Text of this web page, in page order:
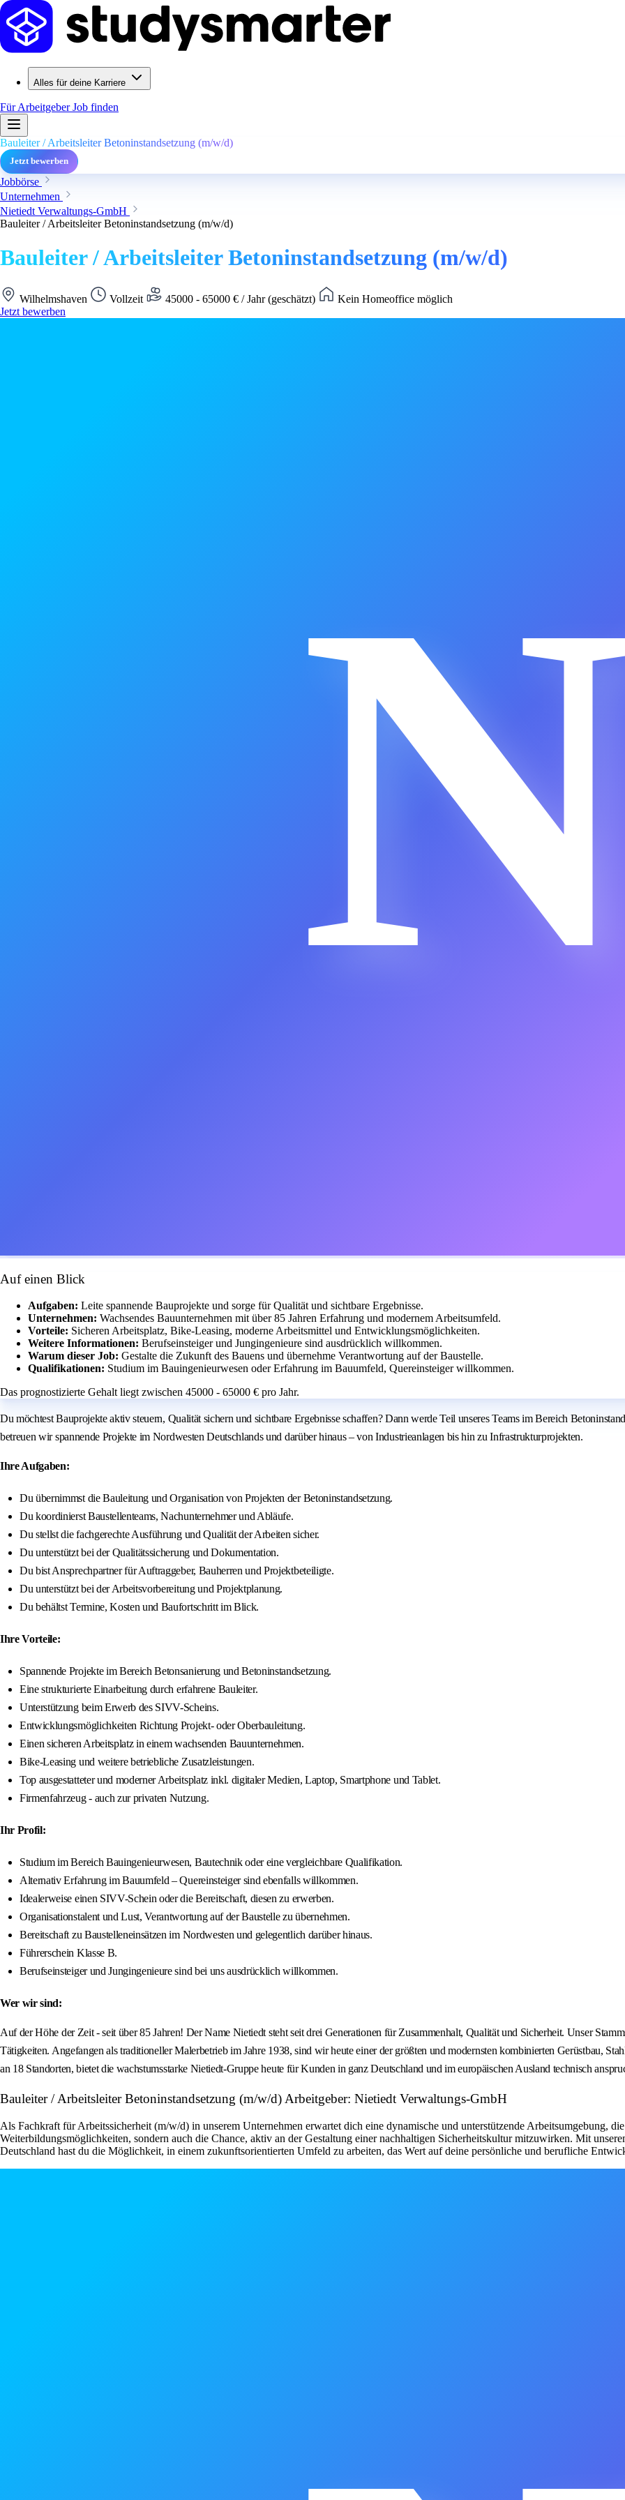
Alles für deine Karriere
Für ArbeitgeberJob finden
Bauleiter / Arbeitsleiter Betoninstandsetzung (m/w/d)
Jetzt bewerben
Jobbörse
Unternehmen
Nietiedt Verwaltungs-GmbH
Bauleiter / Arbeitsleiter Betoninstandsetzung (m/w/d)
Bauleiter / Arbeitsleiter Betoninstandsetzung (m/w/d)
Wilhelmshaven Vollzeit 45000 - 65000 € / Jahr (geschätzt)
Kein Homeoffice möglich
Jetzt bewerben
Auf einen Blick
Aufgaben: Leite spannende Bauprojekte und sorge für Qualität und sichtbare Ergebnisse.
Unternehmen: Wachsendes Bauunternehmen mit über 85 Jahren Erfahrung und modernem Arbeitsumfeld.
Vorteile: Sicheren Arbeitsplatz, Bike-Leasing, moderne Arbeitsmittel und Entwicklungsmöglichkeiten.
Weitere Informationen: Berufseinsteiger und Jungingenieure sind ausdrücklich willkommen.
Warum dieser Job: Gestalte die Zukunft des Bauens und übernehme Verantwortung auf der Baustelle.
Qualifikationen: Studium im Bauingenieurwesen oder Erfahrung im Bauumfeld, Quereinsteiger willkommen.
Das prognostizierte Gehalt liegt zwischen 45000 - 65000 € pro Jahr.
Du möchtest Bauprojekte aktiv steuern, Qualität sichern und sichtbare Ergebnisse schaffen? Dann werde Teil unseres Teams im Bereich
betreuen wir spannende Projekte im Nordwesten Deutschlands und darüber hinaus – von Industrieanlagen bis hin zu Infrastrukturprojekten.
Ihre Aufgaben:
Du übernimmst die Bauleitung und Organisation von Projekten der Betoninstandsetzung.
Du koordinierst Baustellenteams, Nachunternehmer und Abläufe.
Du stellst die fachgerechte Ausführung und Qualität der Arbeiten sicher.
Du unterstützt bei der Qualitätssicherung und Dokumentation.
Du bist Ansprechpartner für Auftraggeber, Bauherren und Projektbeteiligte.
Du unterstützt bei der Arbeitsvorbereitung und Projektplanung.
Du behältst Termine, Kosten und Baufortschritt im Blick.
Ihre Vorteile:
Spannende Projekte im Bereich Betonsanierung und Betoninstandsetzung.
Eine strukturierte Einarbeitung durch erfahrene Bauleiter.
Unterstützung beim Erwerb des SIVV-Scheins.
Entwicklungsmöglichkeiten Richtung Projekt- oder Oberbauleitung.
Einen sicheren Arbeitsplatz in einem wachsenden Bauunternehmen.
Bike-Leasing und weitere betriebliche Zusatzleistungen.
Top ausgestatteter und moderner Arbeitsplatz inkl. digitaler Medien, Laptop, Smartphone und Tablet.
Firmenfahrzeug - auch zur privaten Nutzung.
Ihr Profil:
Studium im Bereich Bauingenieurwesen, Bautechnik oder eine vergleichbare Qualifikation.
Alternativ Erfahrung im Bauumfeld – Quereinsteiger sind ebenfalls willkommen.
Idealerweise einen SIVV-Schein oder die Bereitschaft, diesen zu erwerben.
Organisationstalent und Lust, Verantwortung auf der Baustelle zu übernehmen.
Bereitschaft zu Baustelleneinsätzen im Nordwesten und gelegentlich darüber hinaus.
Führerschein Klasse B.
Berufseinsteiger und Jungingenieure sind bei uns ausdrücklich willkommen.
Wer wir sind:
Auf der Höhe der Zeit - seit über 85 Jahren! Der Name Nietiedt steht seit drei Generationen für Zusammenhalt, Qualität und Sicherheit. Unser
Tätigkeiten. Angefangen als traditioneller Malerbetrieb im Jahre 1938, sind wir heute einer der größten und modernsten kombinierten Gerüstbau,
an 18 Standorten, bietet die wachstumsstarke Nietiedt-Gruppe heute für Kunden in ganz Deutschland und im europäischen Ausland technisch
Bauleiter / Arbeitsleiter Betoninstandsetzung (m/w/d) Arbeitgeber: Nietiedt Verwaltungs-GmbH
Als Fachkraft für Arbeitssicherheit (m/w/d) in unserem Unternehmen erwartet dich eine dynamische und unterstützende Arbeitsumgebung,
Weiterbildungsmöglichkeiten, sondern auch die Chance, aktiv an der Gestaltung einer nachhaltigen Sicherheitskultur mitzuwirken. Mit
Deutschland hast du die Möglichkeit, in einem zukunftsorientierten Umfeld zu arbeiten, das Wert auf deine persönliche und berufliche